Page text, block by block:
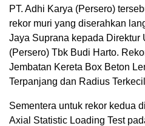
PT. Adhi Karya (Persero)
rekor muri yang diserahkan
Jaya Suprana kepada Direktur
(Persero) Tbk Budi Harto.
Jembatan Kereta Box Beton
Terpanjang dan Radius
Sementera untuk rekor kedua
Axial Statistic Loading Test